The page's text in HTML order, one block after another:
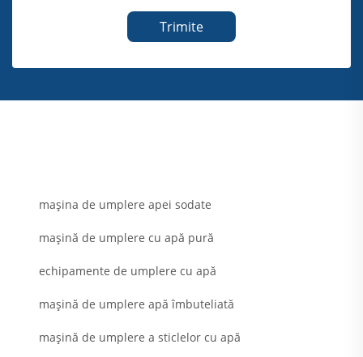
Trimite
mașina de umplere apei sodate
mașină de umplere cu apă pură
echipamente de umplere cu apă
mașină de umplere apă îmbuteliată
mașină de umplere a sticlelor cu apă